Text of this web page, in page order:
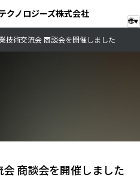
クノロジーズ株式会社
🌐▾
技術交流会 商談会を開催しました
商談会を開催しました